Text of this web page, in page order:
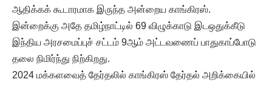
ஆதிக்கக் கூடாரமாக இருந்த அன்றைய காங்கிரஸ்.
இன்றைக்கு அதே தமிழ்நாட்டில் 69 விழுக்காடு இடஒதுக்கீடு
இந்திய அரசமைப்புச் சட்டம் 9ஆம் அட்டவணைப் பாதுகாப்போடு
தலை நிமிர்ந்து நிற்கிறது.
2024 மக்களவைத் தேர்தலில் காங்கிரஸ் தேர்தல் அறிக்கையில்